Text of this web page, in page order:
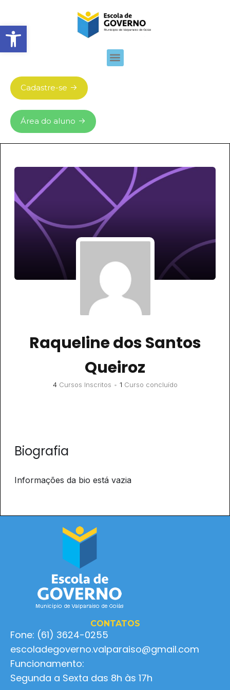
Abrir barra de ferramentas
Cadastre-se
Área do aluno
Raqueline dos Santos
Queiroz
4Cursos Inscritos • 1 Curso concluído
Biografia
Informações da bio está vazia
CONTATOS
Fone: (61) 3624-0255
escoladegoverno.valparaiso@gmail.com
Funcionamento:
Segunda a Sexta das 8h às 17h